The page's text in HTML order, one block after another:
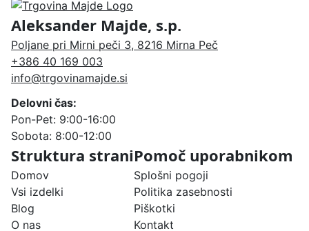
Aleksander Majde, s.p.
Poljane pri Mirni peči 3, 8216 Mirna Peč
+386 40 169 003
info@trgovinamajde.si
Delovni čas:
Pon-Pet: 9:00-16:00
Sobota: 8:00-12:00
Struktura strani
Domov
Vsi izdelki
Blog
O nas
Pomoč uporabnikom
Splošni pogoji
Politika zasebnosti
Piškotki
Kontakt